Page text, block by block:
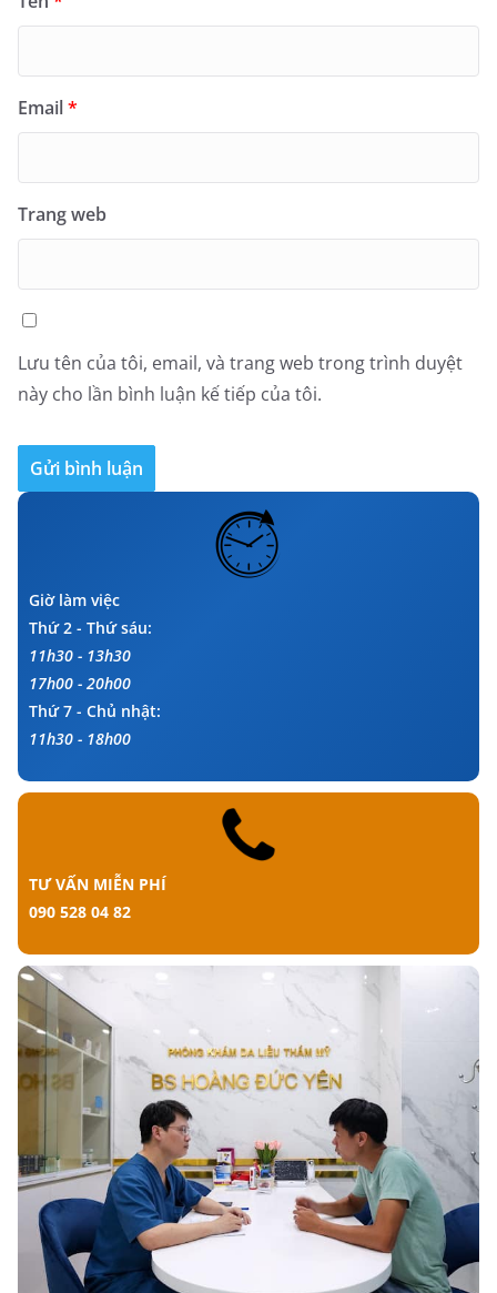
Email*
Trang web
Lưu tên của tôi, email, và trang web trong trình duyệt
này cho lần bình luận kế tiếp của tôi.
Giờ làm việc
Thứ 2 - Thứ sáu:
11h30 - 13h30
17h00 - 20h00
Thứ 7 - Chủ nhật:
11h30 - 18h00
TƯ VẤN MIỄN PHÍ
090 528 04 82